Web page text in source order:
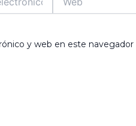
y web en este navegador